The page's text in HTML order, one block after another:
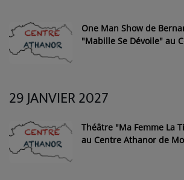
One Man Show de
"Mabille Se Dévoile" au
29 JANVIER 2027
Théâtre "Ma Femme La
au Centre Athanor de